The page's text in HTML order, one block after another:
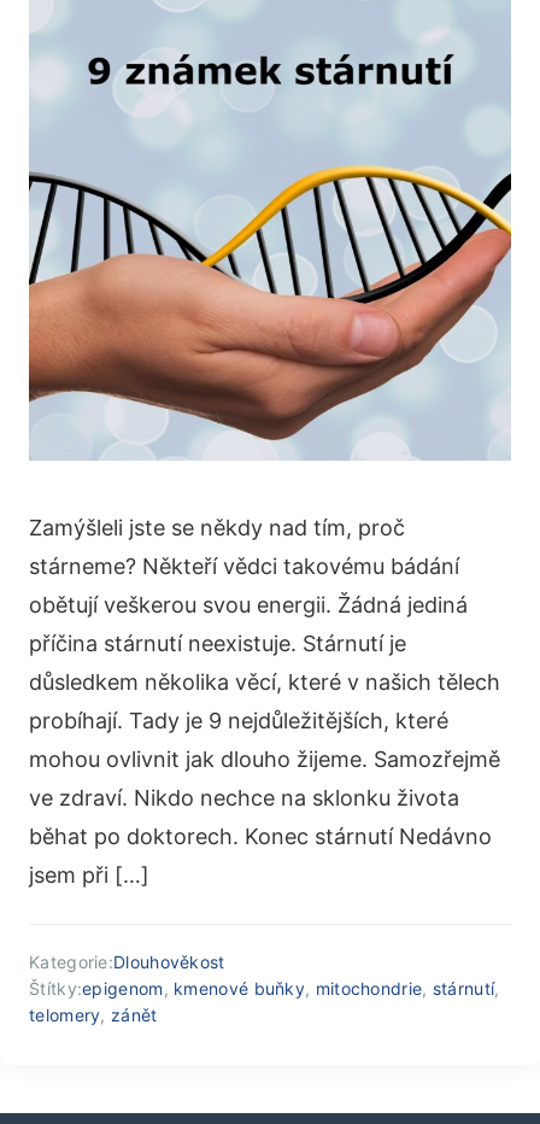
Zamýšleli jste se někdy nad tím, proč
stárneme? Někteří vědci takovému bádání
obětují veškerou svou energii. Žádná jediná
příčina stárnutí neexistuje. Stárnutí je
důsledkem několika věcí, které v našich tělech
probíhají. Tady je 9 nejdůležitějších, které
mohou ovlivnit jak dlouho žijeme. Samozřejmě
ve zdraví. Nikdo nechce na sklonku života
běhat po doktorech. Konec stárnutí Nedávno
jsem při […]
Kategorie:Dlouhověkost
Štítky:epigenom, kmenové buňky, mitochondrie, stárnutí,
telomery, zánět